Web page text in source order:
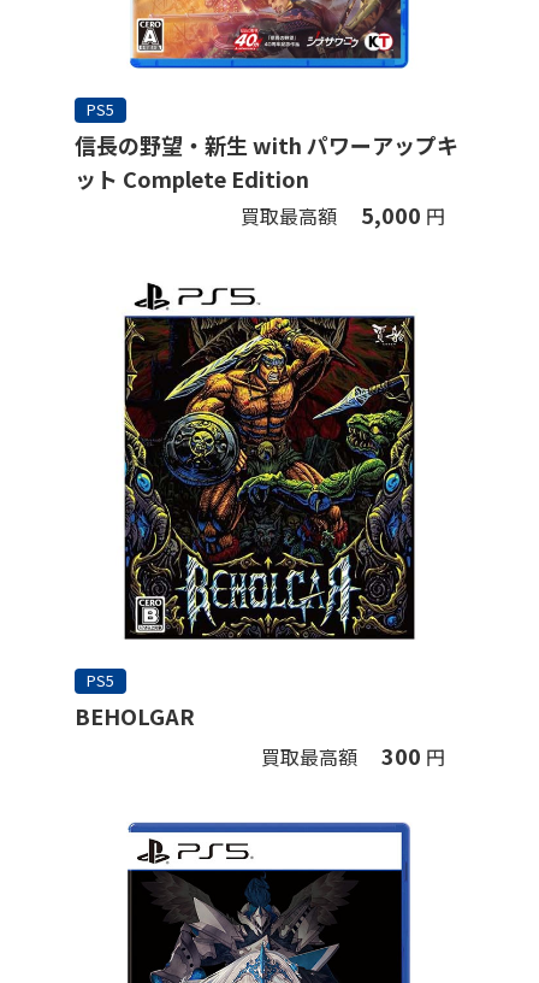
PS5
信長の野望・新生 with パワーアップキ
ット Complete Edition
買取最高額 5,000 円
PS5
BEHOLGAR
買取最高額 300 円